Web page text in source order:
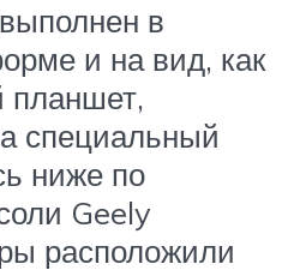
в
и на вид, как
планшет,
специальный
ниже по
Geely
расположили